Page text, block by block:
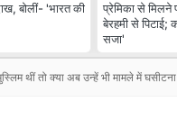
बोलीं- 'भारत की
प्रेमिका से मिलने
बेरहमी से पिटाई;
सजा'
थीं तो क्या अब उन्हें भी मामले में